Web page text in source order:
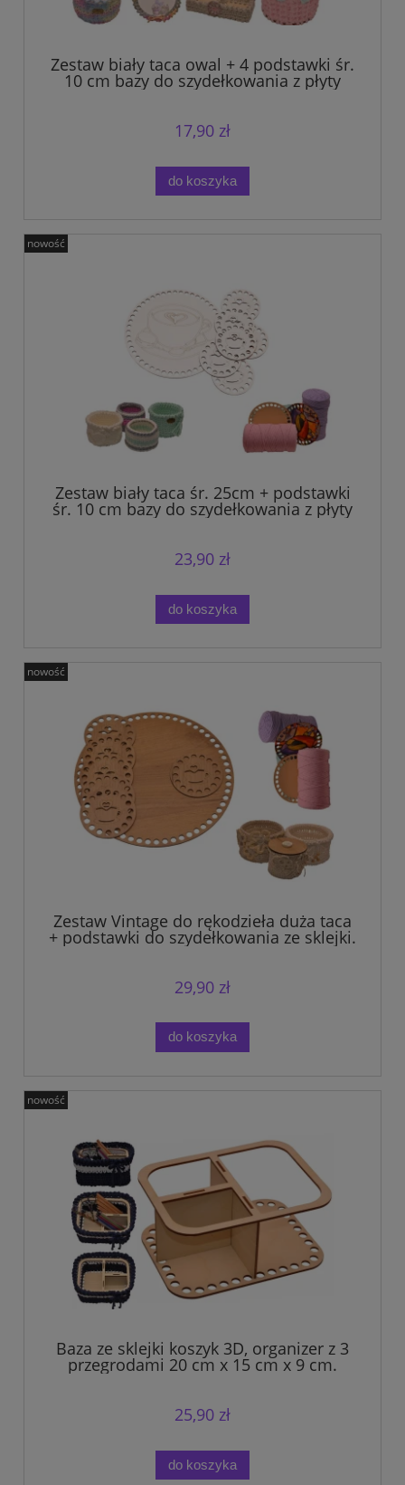
Zestaw biały taca owal + 4 podstawki śr.
10 cm bazy do szydełkowania z płyty
HDF
17,90 zł
do koszyka
Zestaw biały taca śr. 25cm + podstawki
śr. 10 cm bazy do szydełkowania z płyty
HDF
23,90 zł
do koszyka
nowość
Zestaw Vintage do rękodzieła duża taca
+ podstawki do szydełkowania ze sklejki.
29,90 zł
do koszyka
nowość
Baza ze sklejki koszyk 3D, organizer z 3
przegrodami 20 cm x 15 cm x 9 cm.
25,90 zł
do koszyka
nowość